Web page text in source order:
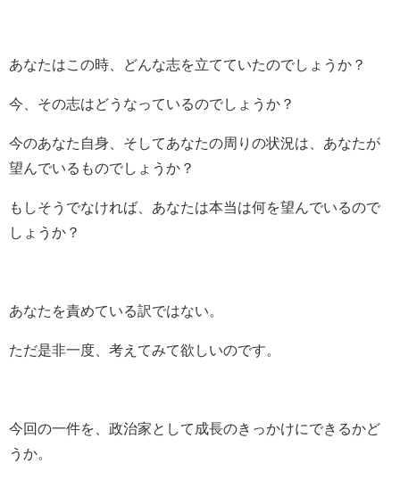
あなたはこの時、どんな志を立てていたのでしょうか？
今、その志はどうなっているのでしょうか？
今のあなた自身、そしてあなたの周りの状況は、あなたが
望んでいるものでしょうか？
もしそうでなければ、あなたは本当は何を望んでいるので
しょうか？
あなたを責めている訳ではない。
ただ是非一度、考えてみて欲しいのです。
今回の一件を、政治家として成長のきっかけにできるかど
うか。